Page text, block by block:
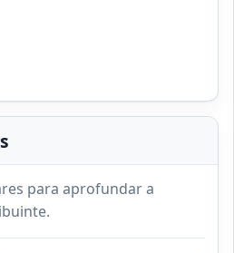
para aprofundar a